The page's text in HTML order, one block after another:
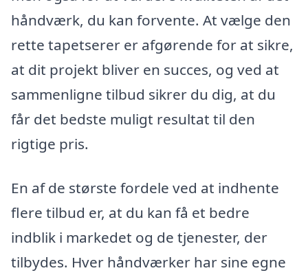
håndværk, du kan forvente. At vælge den
rette tapetserer er afgørende for at sikre,
at dit projekt bliver en succes, og ved at
sammenligne tilbud sikrer du dig, at du
får det bedste muligt resultat til den
rigtige pris.
En af de største fordele ved at indhente
flere tilbud er, at du kan få et bedre
indblik i markedet og de tjenester, der
tilbydes. Hver håndværker har sine egne